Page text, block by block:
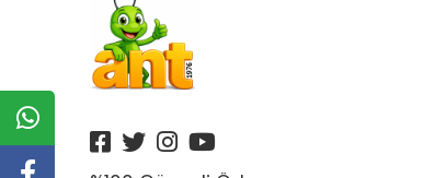
Altın Karma Yayınları
Altın Kitaplar Yayınevi
Altın Kitaplar Yayınları
Altınyıldız